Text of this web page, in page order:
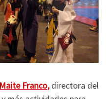
Maite Franco,directora del